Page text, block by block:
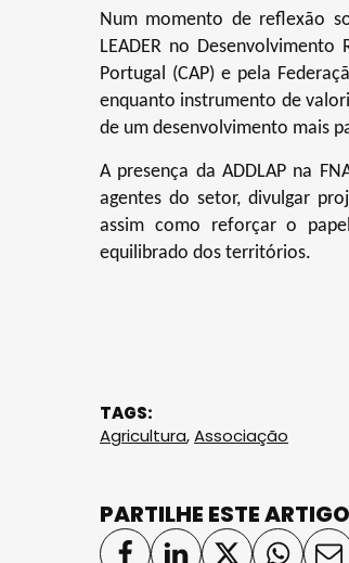
Num momento de reflexão
LEADER no
Portugal (CAP) e pela
enquanto instrumento de
de um desenvolvimento mais
A presença da ADDLAP na
agentes do setor, divulgar
assim como reforçar o
equilibrado dos territórios.
TAGS:
Agricultura,Associação
PARTILHE ESTE